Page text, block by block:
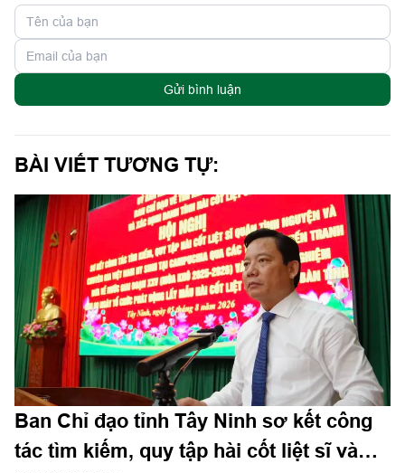
Gửi bình luận
BÀI VIẾT TƯƠNG TỰ:
Ban Chỉ đạo tỉnh Tây Ninh sơ kết công
tác tìm kiếm, quy tập hài cốt liệt sĩ và